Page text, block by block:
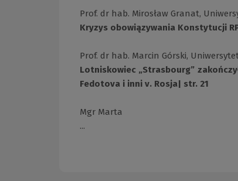
Prof. dr hab. Mirosław Granat,
Kryzys obowiązywania Konstytucji
Prof. dr hab. Marcin Górski,
Lotniskowiec „Strasbourg”
Fedotova i inni v. Rosja| str. 21
Mgr Marta
...